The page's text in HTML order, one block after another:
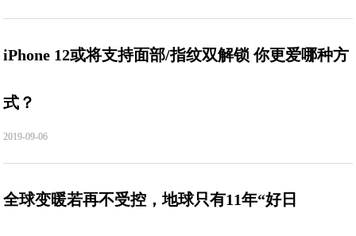
iPhone 12或将支持面部/指纹双解锁 你更爱哪种方
式？
2019-09-06
全球变暖若再不受控，地球只有11年“好日